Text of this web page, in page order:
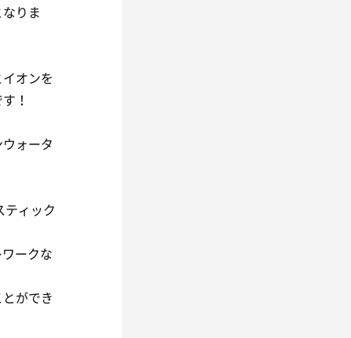
りま
オンを
！
ォータ
ィック
ークな
ができ